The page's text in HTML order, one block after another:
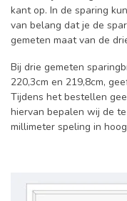
kant op. In de sparing
van belang dat je de
gemeten maat van de
Bij drie gemeten
220,3cm en 219,8cm,
Tijdens het bestellen
hiervan bepalen wij de
millimeter speling in